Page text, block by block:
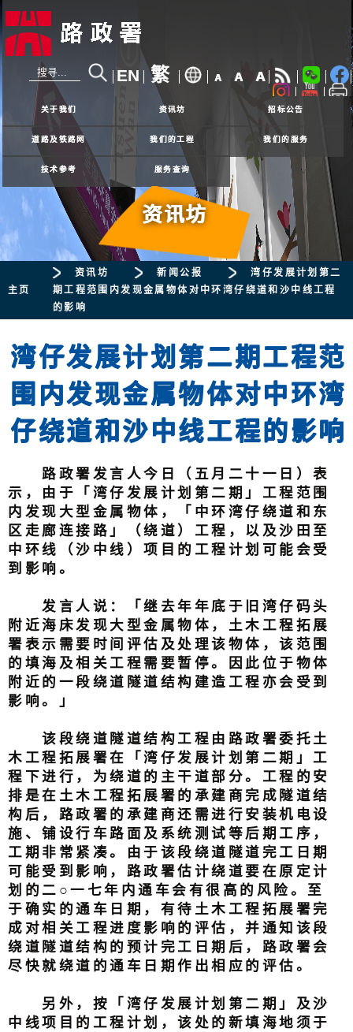
EN 繁 A A A
2926 4111
关于我们 资讯坊 招标公告
道路及铁路网 我们的工程 我们的服务
技术参考 服务查询
主页
资讯坊
资讯坊 新闻公报
湾仔发展计划第二
期工程范围内发现金属物体对中环湾仔绕道和沙中线工程
的影响
湾仔发展计划第二期工程范
围内发现金属物体对中环湾
仔绕道和沙中线工程的影响
路政署发言人今日（五月二十一日）表
示，由于「湾仔发展计划第二期」工程范围
内发现大型金属物体，「中环湾仔绕道和东
区走廊连接路」（绕道）工程，以及沙田至
中环线（沙中线）项目的工程计划可能会受
到影响。
发言人说：「继去年年底于旧湾仔码头
附近海床发现大型金属物体，土木工程拓展
署表示需要时间评估及处理该物体，该范围
的填海及相关工程需要暂停。因此位于物体
附近的一段绕道隧道结构建造工程亦会受到
影响。」
该段绕道隧道结构工程由路政署委托土
木工程拓展署在「湾仔发展计划第二期」工
程下进行，为绕道的主干道部分。工程的安
排是在土木工程拓展署的承建商完成隧道结
构后，路政署的承建商还需进行安装机电设
施、铺设行车路面及系统测试等后期工序，
工期非常紧凑。由于该段绕道隧道完工日期
可能受到影响，路政署估计绕道要在原定计
划的二○一七年内通车会有很高的风险。至
于确实的通车日期，有待土木工程拓展署完
成对相关工程进度影响的评估，并通知该段
绕道隧道结构的预计完工日期后，路政署会
尽快就绕道的通车日期作出相应的评估。
另外，按「湾仔发展计划第二期」及沙
中线项目的工程计划，该处的新填海地须于